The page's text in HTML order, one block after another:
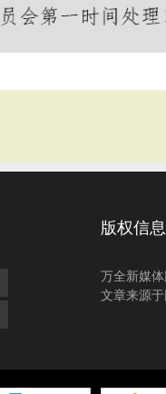
版权信息
万全新媒
文章来源